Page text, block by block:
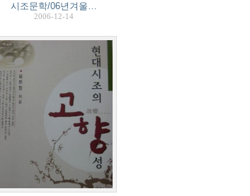
시조문학/06년겨울…
2006-12-14